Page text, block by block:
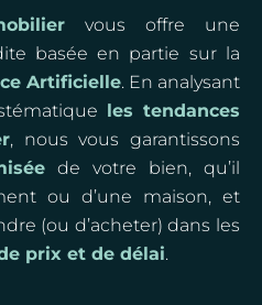
vous offre une
basée en partie sur la
Artificielle. En analysant
les tendances
, nous vous garantissons
de votre bien, qu’il
ou d’une maison, et
(ou d’acheter) dans les
prix et de délai.